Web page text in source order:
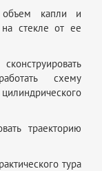
капли и
на стекле от ее
схему
траекторию
тура